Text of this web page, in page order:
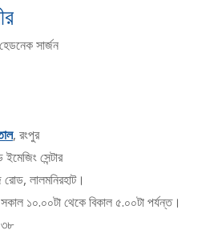
সার্জন
, রংপুর
সেন্টার
লালমনিরহাট।
১০.০০টা থেকে বিকাল ৫.০০টা পর্যন্ত।